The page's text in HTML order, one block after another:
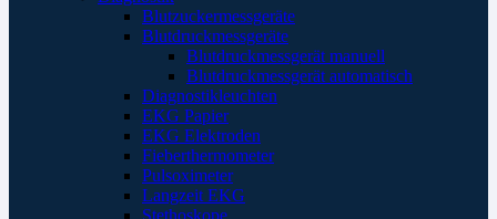
Blutzuckermessgeräte
Blutdruckmessgeräte
Blutdruckmessgerät manuell
Blutdruckmessgerät automatisch
Diagnostikleuchten
EKG Papier
EKG Elektroden
Fieberthermometer
Pulsoximeter
Langzeit EKG
Stethoskope